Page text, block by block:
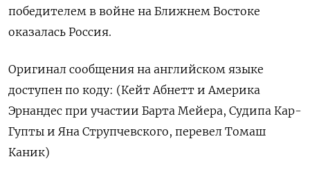
победителем в войне на Ближнем Востоке
‌оказалась Россия.
Оригинал сообщения на английском языке
доступен по коду: (Кейт Абнетт ​и Америка
Эрнандес при участии Барта Мейера, Судипа Кар-
Гупты ‌и Яна Струпчевского, перевел Томаш
Каник)